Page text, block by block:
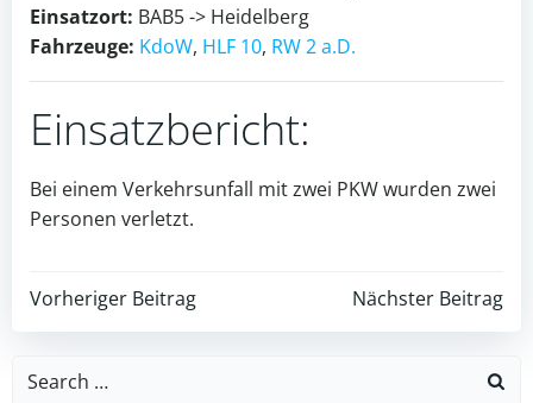
Einsatzort: BAB5 -> Heidelberg
Fahrzeuge: KdoW, HLF 10, RW 2 a.D.
Einsatzbericht:
Bei einem Verkehrsunfall mit zwei PKW wurden zwei
Personen verletzt.
Post
navigation
Vorheriger Beitrag
Post
navigation
Nächster Beitrag
Search